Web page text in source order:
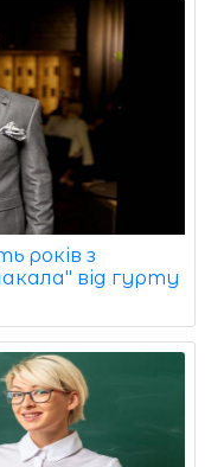
років з
від гурту